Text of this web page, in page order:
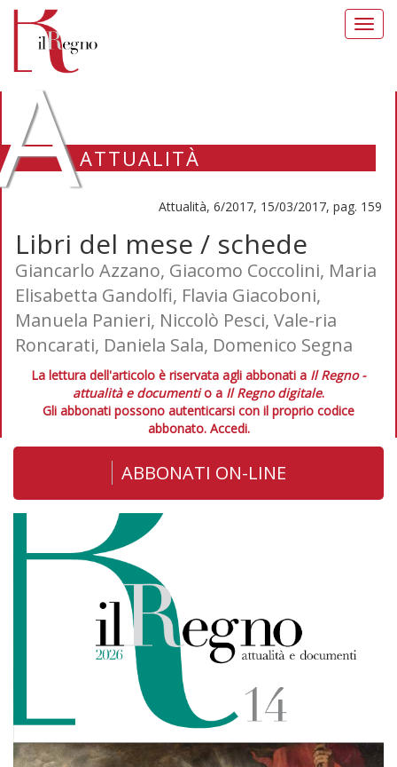
ATTUALITÀ
Attualità, 6/2017, 15/03/2017, pag. 159
Libri del mese / schede
Giancarlo Azzano, Giacomo Coccolini, Maria
Elisabetta Gandolfi, Flavia Giacoboni,
Manuela Panieri, Niccolò Pesci, Vale-ria
Roncarati, Daniela Sala, Domenico Segna
La lettura dell'articolo è riservata agli abbonati a Il Regno -
attualità e documentio a Il Regno digitale.
Gli abbonati possono autenticarsi con il proprio codice
abbonato. Accedi.
ABBONATI ON-LINE